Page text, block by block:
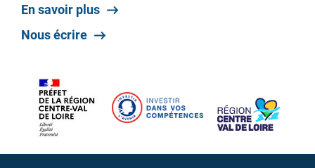
En savoir plus
Nous écrire
Projet cofinancé dans le cadre du Plan d’investissement